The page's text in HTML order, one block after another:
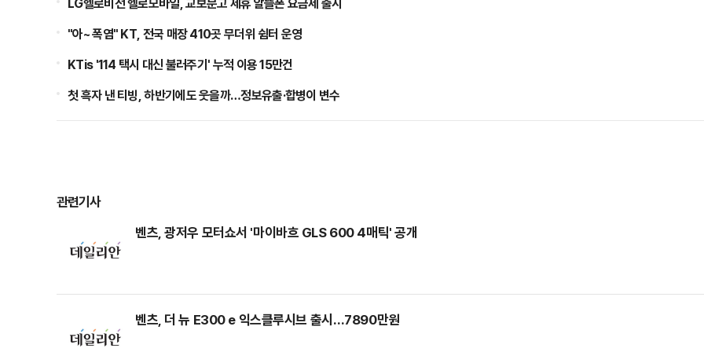
"아~ 폭염" KT, 전국 매장 410곳 무더위 쉼터 운영
KTis '114 택시 대신 불러주기' 누적 이용 15만건
첫 흑자 낸 티빙, 하반기에도 웃을까…정보유출·합병이 변수
관련기사
벤츠, 광저우 모터쇼서 '마이바흐 GLS 600 4매틱' 공개
벤츠, 더 뉴 E300 e 익스클루시브 출시…7890만원